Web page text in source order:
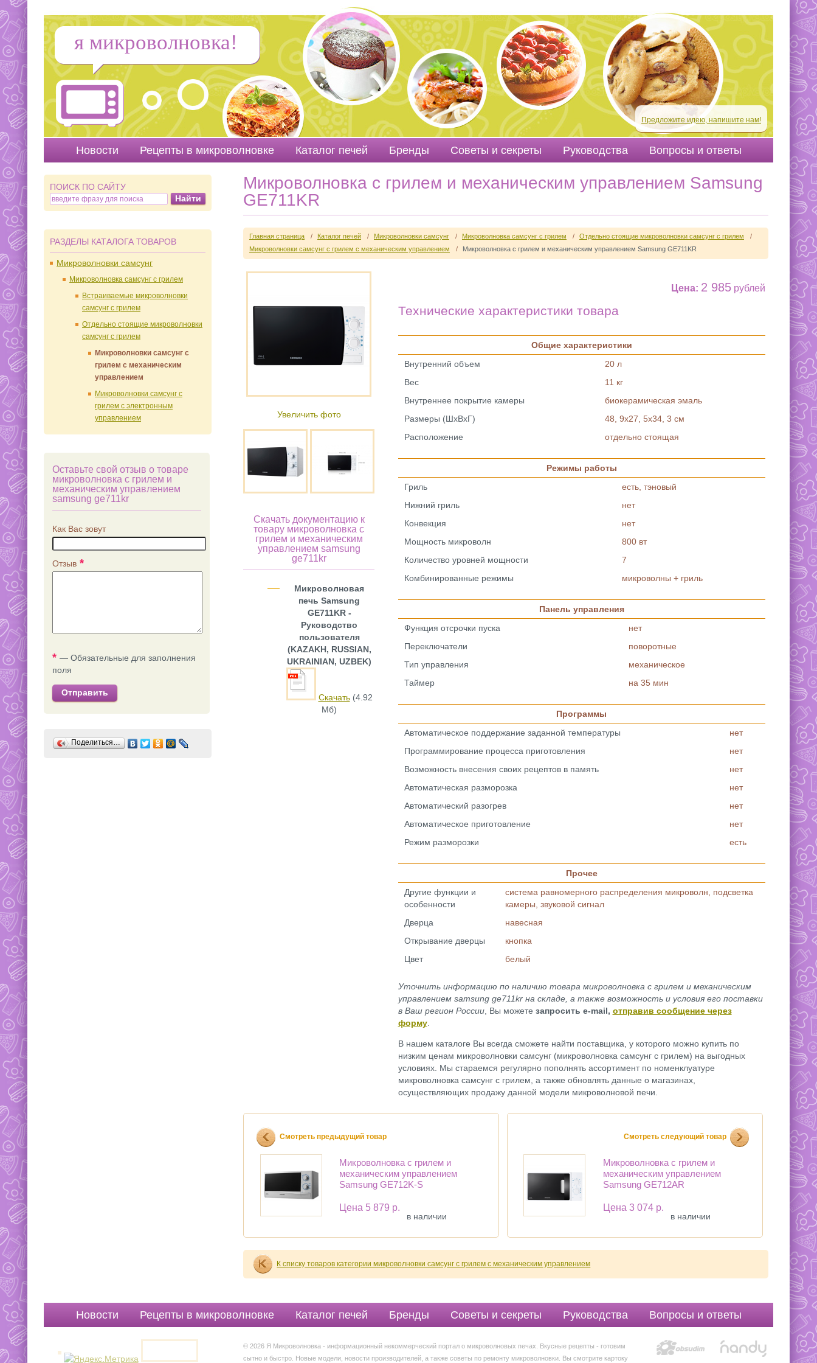
я микроволновка!
Предложите идею, напишите нам!
Новости Рецепты в микроволновке Каталог печей Бренды Советы и секреты Руководства
Вопросы и ответы
ПОИСК ПО САЙТУ
РАЗДЕЛЫ КАТАЛОГА ТОВАРОВ
Микроволновки самсунг
Микроволновка самсунг с грилем
Встраиваемые микроволновки
самсунг с грилем
Отдельно стоящие микроволновки
самсунг с грилем
Микроволновки самсунг с
грилем c механическим
управлением
Микроволновки самсунг с
грилем c электронным
управлением
Оставьте свой отзыв о товаре
микроволновка с грилем и
механическим управлением
samsung ge711kr
Как Вас зовут
Отзыв*
* — Обязательные для заполнения
поля
Отправить
Поделиться…
Микроволновка с грилем и механическим управлением Samsung
GE711KR
Главная страница / Каталог печей / Микроволновки самсунг / Микроволновка самсунг с грилем / Отдельно стоящие микроволновки самсунг с грилем
/
Микроволновки самсунг с грилем c механическим управлением
/ Микроволновка с грилем и механическим управлением Samsung GE711KR
Увеличить фото
Скачать документацию к
товару микроволновка с
грилем и механическим
управлением samsung
ge711kr
Микроволновая
печь Samsung
GE711KR -
Руководство
пользователя
(KAZAKH, RUSSIAN,
UKRAINIAN, UZBEK)
Скачать(4.92
Мб)
Цена: 2 985 рублей
Технические характеристики товара
Общие характеристики
Внутренний объем
20 л
Вес
11 кг
Внутреннее покрытие камеры
биокерамическая эмаль
Размеры (ШxВxГ)
48, 9x27, 5x34, 3 cм
Расположение
отдельно стоящая
Режимы работы
Гриль
есть, тэновый
Нижний гриль
нет
Конвекция
нет
Мощность микроволн
800 вт
Количество уровней мощности
7
Комбинированные режимы
микроволны + гриль
Панель управления
Функция отсрочки пуска
нет
Переключатели
поворотные
Тип управления
механическое
Таймер
на 35 мин
Программы
Автоматическое поддержание заданной температуры
нет
Программирование процесса приготовления
нет
Возможность внесения своих рецептов в память
нет
Автоматическая разморозка
нет
Автоматический разогрев
нет
Автоматическое приготовление
нет
Режим разморозки
есть
Прочее
Другие функции и
особенности
система равномерного распределения микроволн, подсветка
камеры, звуковой сигнал
Дверца
навесная
Открывание дверцы
кнопка
Цвет
белый
Уточнить информацию по наличию товара микроволновка с грилем и механическим
управлением samsung ge711kr на складе, а также возможность и условия его поставки
в Ваш регион России, Вы можете запросить e-mail, отправив сообщение через
форму.
В нашем каталоге Вы всегда сможете найти поставщика, у которого можно купить по
низким ценам микроволновки самсунг (микроволновка самсунг с грилем) на выгодных
условиях. Мы стараемся регулярно пополнять ассортимент по номенклуатуре
микроволновка самсунг с грилем, а также обновлять данные о магазинах,
осуществляющих продажу данной модели микроволновой печи.
Смотреть предыдущий товар
Микроволновка с грилем и
механическим управлением
Samsung GE712K-S
Цена 5 879 р.
в наличии
Смотреть следующий товар
Микроволновка с грилем и
механическим управлением
Samsung GE712AR
Цена 3 074 р.
в наличии
К списку товаров категории микроволновки самсунг с грилем c механическим управлением
Новости Рецепты в микроволновке Каталог печей Бренды Советы и секреты Руководства
Вопросы и ответы
© 2026 Я Микроволновка - информационный некоммерческий портал о микроволновых печах. Вкусные рецепты - готовим
сытно и быстро. Новые модели, новости производителей, а также советы по ремонту микроволновки. Вы смотрите картоку